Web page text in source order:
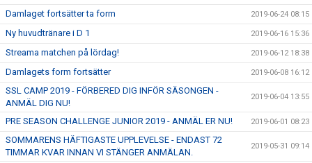
Damlaget fortsätter ta form 2019-06-24 08:15
Ny huvudtränare i D 1 2019-06-16 15:36
Streama matchen på lördag! 2019-06-12 18:38
Damlagets form fortsätter 2019-06-08 16:12
SSL CAMP 2019 - FÖRBERED DIG INFÖR SÄSONGEN -
ANMÄL DIG NU!
2019-06-04 13:55
PRE SEASON CHALLENGE JUNIOR 2019 - ANMÄL ER NU! 2019-06-01 08:23
SOMMARENS HÄFTIGASTE UPPLEVELSE - ENDAST 72
TIMMAR KVAR INNAN VI STÄNGER ANMÄLAN.
2019-05-31 09:14